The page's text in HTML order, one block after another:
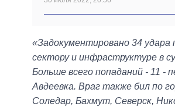
«Задокументировано 34 удара
сектору и инфраструктуре в
Больше всего попаданий - 11 -
Авдеевка. Враг также бил по
Соледар, Бахмут, Северск,